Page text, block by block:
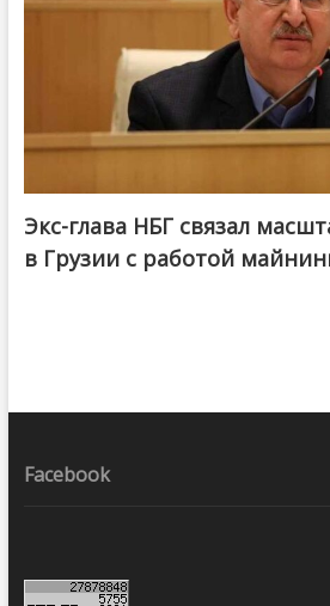
Экс-глава НБГ связал
в Грузии с работой
Facebook